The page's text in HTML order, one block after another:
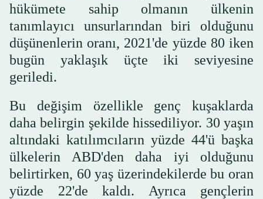
hükümete sahip olmanın ülkenin
tanımlayıcı unsurlarından biri olduğunu
düşünenlerin oranı, 2021'de yüzde 80 iken
bugün yaklaşık üçte iki seviyesine
geriledi.
Bu değişim özellikle genç kuşaklarda
daha belirgin şekilde hissediliyor. 30 yaşın
altındaki katılımcıların yüzde 44'ü başka
ülkelerin ABD'den daha iyi olduğunu
belirtirken, 60 yaş üzerindekilerde bu oran
yüzde 22'de kaldı. Ayrıca gençlerin